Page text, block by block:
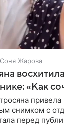
Соня Жарова
«Как
привела
снимком с
перед